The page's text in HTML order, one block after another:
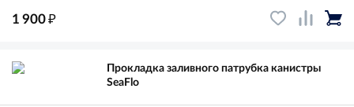
1 900₽
Прокладка заливного патрубка канистры
SeaFlo